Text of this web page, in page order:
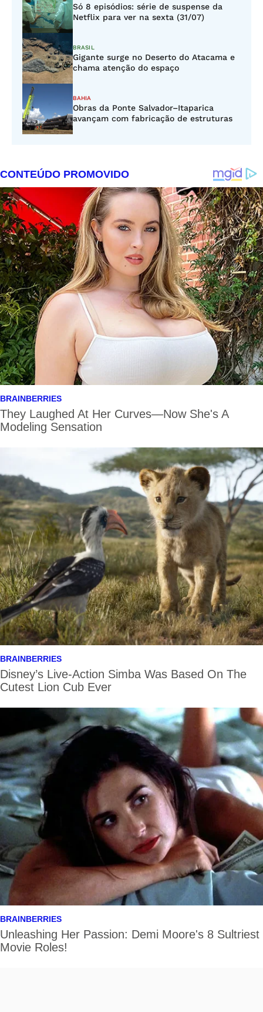
Só 8 episódios: série de suspense da
Netflix para ver na sexta (31/07)
BRASIL
Gigante surge no Deserto do Atacama e
chama atenção do espaço
BAHIA
Obras da Ponte Salvador–Itaparica
avançam com fabricação de estruturas